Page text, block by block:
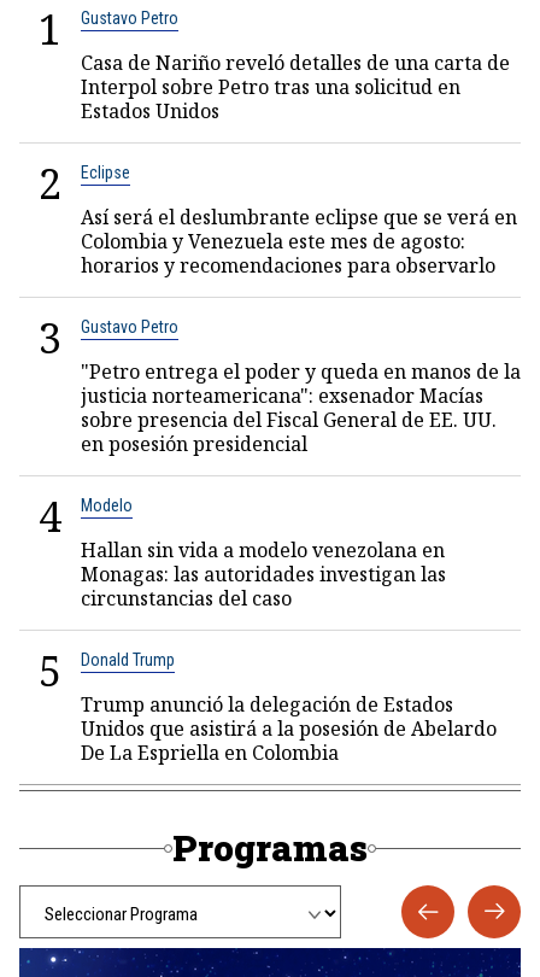
1 Gustavo Petro
Casa de Nariño reveló detalles de una carta de
Interpol sobre Petro tras una solicitud en
Estados Unidos
2 Eclipse
Así será el deslumbrante eclipse que se verá en
Colombia y Venezuela este mes de agosto:
horarios y recomendaciones para observarlo
3 Gustavo Petro
"Petro entrega el poder y queda en manos de la
justicia norteamericana": exsenador Macías
sobre presencia del Fiscal General de EE. UU.
en posesión presidencial
4 Modelo
Hallan sin vida a modelo venezolana en
Monagas: las autoridades investigan las
circunstancias del caso
5 Donald Trump
Trump anunció la delegación de Estados
Unidos que asistirá a la posesión de Abelardo
De La Espriella en Colombia
Programas